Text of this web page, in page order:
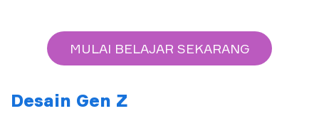
MULAI BELAJAR SEKARANG
Desain Gen Z